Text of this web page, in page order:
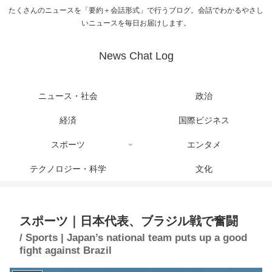
たくさんのニュースを「要約＋会話形式」で行うブログ。会話でわかるやさし
いニュースを毎日お届けします。
News Chat Log
ニュース・社会 政治
経済 国際ビジネス
スポーツ エンタメ
テクノロジー・科学 文化
スポーツ｜日本代表、ブラジル戦で奮闘
/ Sports | Japan’s national team puts up a good
fight against Brazil